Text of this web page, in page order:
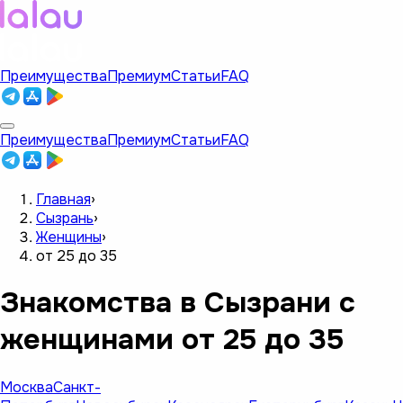
ПреимуществаПремиумСтатьиFAQ
ПреимуществаПремиумСтатьиFAQ
Главная›
Сызрань›
Женщины›
от 25 до 35
Знакомства в Сызрани с
женщинами от 25 до 35
МоскваСанкт-